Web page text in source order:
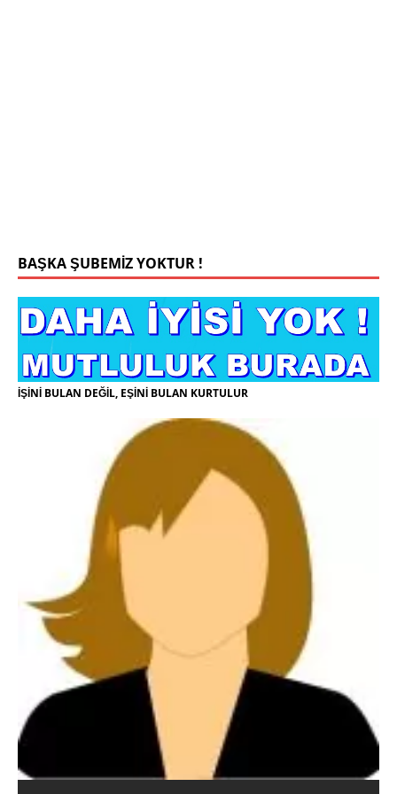
BAŞKA ŞUBEMİZ YOKTUR !
İŞİNİ BULAN DEĞİL, EŞİNİ BULAN KURTULUR